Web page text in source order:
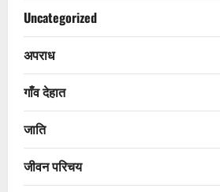
Uncategorized
अपराध
गाँव देहात
जाति
जीवन परिचय